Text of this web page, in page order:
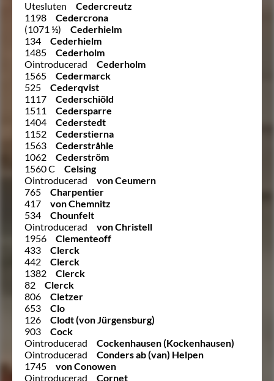
Utesluten
Cedercreutz
1198
Cedercrona
(1071 ½)
Cederhielm
134
Cederhielm
1485
Cederholm
Ointroducerad
Cederholm
1565
Cedermarck
525
Cederqvist
1117
Cederschiöld
1511
Cedersparre
1404
Cederstedt
1152
Cederstierna
1563
Cederstråhle
1062
Cederström
1560 C
Celsing
Ointroducerad
von Ceumern
765
Charpentier
417
von Chemnitz
534
Chounfelt
Ointroducerad
von Christell
1956
Clementeoff
433
Clerck
442
Clerck
1382
Clerck
82
Clerck
806
Cletzer
653
Clo
126
Clodt (von Jürgensburg)
903
Cock
Ointroducerad
Cockenhausen (Kockenhausen)
Ointroducerad
Conders ab (van) Helpen
1745
von Conowen
Ointroducerad
Cornet